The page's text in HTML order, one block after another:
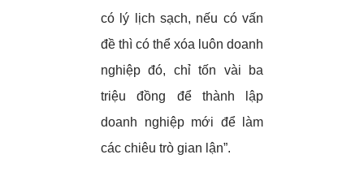
có lý lịch sạch, nếu có vấn
đề thì có thể xóa luôn doanh
nghiệp đó, chỉ tốn vài ba
triệu đồng để thành lập
doanh nghiệp mới để làm
các chiêu trò gian lận”.